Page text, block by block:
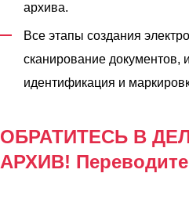
архива.
Все этапы создания
сканирование документов,
идентификация и
ОБРАТИТЕСЬ В
АРХИВ!